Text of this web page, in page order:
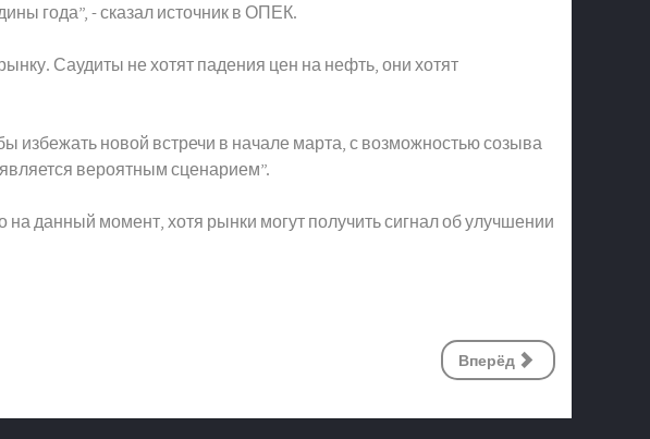
года”, - сказал источник в ОПЕК.
Саудиты не хотят падения цен на нефть, они хотят
новой встречи в начале марта, с возможностью созыва
вероятным сценарием”.
данный момент, хотя рынки могут получить сигнал об улучшении
Вперёд